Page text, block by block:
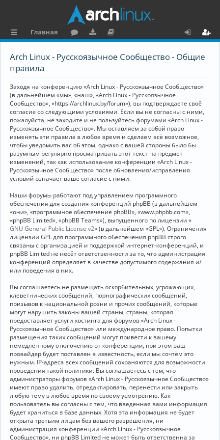
ы
к
и
Главная
ру
ру
и
ку
е
н
та
ц
и
я
о
Arch Linux - Русскоязычное Сообщество - Общие
правила
Заходя на конференцию «Arch Linux - Русскоязычное Сообщество»
(в дальнейшем «мы», «наш», «Arch Linux - Русскоязычное
Сообщество», «https://archlinux.by/forum»), вы подтверждаете своё
согласие со следующими условиями. Если вы не согласны с ними,
пожалуйста, не заходите и не пользуйтесь форумами «Arch Linux -
Русскоязычное Сообщество». Мы оставляем за собой право
изменять эти правила в любое время и сделаем всё возможное,
чтобы уведомить вас об этом, однако с вашей стороны было бы
разумным регулярно просматривать этот текст на предмет
изменений, так как использование конференции «Arch Linux -
Русскоязычное Сообщество» после обновления/исправления
условий означает ваше согласие с ними.
Наши форумы работают под управлением программного
обеспечения для создания конференций phpBB (в дальнейшем
«они», «программное обеспечение phpBB», «www.phpbb.com»,
«phpBB Limited», «phpBB Teams»), выпущенного по лицензии «
GNU General Public License v2» (в дальнейшем «GPL»). Ограничения
лицензии GPL для программного обеспечения phpBB строго
связаны с организацией и поддержкой интернет-конференций, и
phpBB Limited не несёт ответственности за то, что администрация
конференций определяет в качестве допустимого содержания и/
или поведения в них.
Вы соглашаетесь не размещать оскорбительных, угрожающих,
клеветнических сообщений, порнографических сообщений,
призывов к национальной розни и прочих сообщений, которые
могут нарушить законы вашей страны, страны, которая
предоставляет услуги хостинга для форумов «Arch Linux -
Русскоязычное Сообщество» или международное право. Попытки
размещения таких сообщений могут привести к вашему
немедленному отключению от конференции, при этом ваш
провайдер будет поставлен в известность, если мы сочтём это
нужным. IP-адреса всех сообщений сохраняются для возможности
проведения такой политики. Вы соглашаетесь с тем, что
администраторы форумов «Arch Linux - Русскоязычное Сообщество»
имеют право удалить, отредактировать, перенести или закрыть
любую тему в любое время по своему усмотрению. Как
пользователь вы согласны с тем, что введённая вами информация
будет храниться в базе данных. Хотя эта информация не будет
открыта третьим лицам без вашего разрешения, ни
администрация конференции «Arch Linux - Русскоязычное
Сообщество», ни phpBB Limited не может быть ответственна за